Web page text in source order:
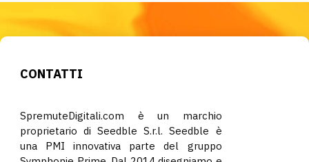
CONTATTI
SpremuteDigitali.com è un marchio
proprietario di Seedble S.r.l. Seedble è
una PMI innovativa parte del gruppo